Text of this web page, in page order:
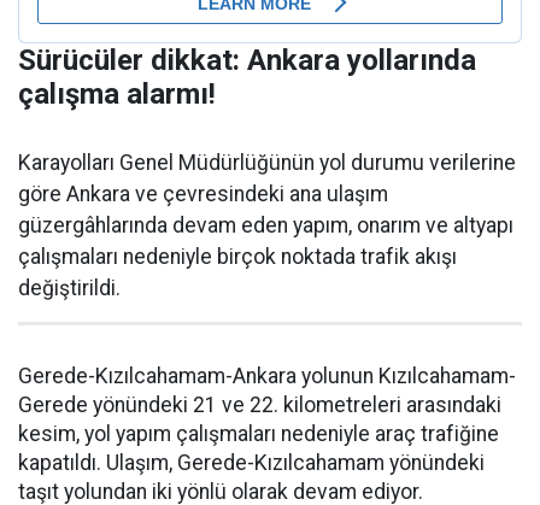
Sürücüler dikkat: Ankara yollarında
çalışma alarmı!
Karayolları Genel Müdürlüğünün yol durumu verilerine
göre Ankara ve çevresindeki ana ulaşım
güzergâhlarında devam eden yapım, onarım ve altyapı
çalışmaları nedeniyle birçok noktada trafik akışı
değiştirildi.
Gerede-Kızılcahamam-Ankara yolunun Kızılcahamam-
Gerede yönündeki 21 ve 22. kilometreleri arasındaki
kesim, yol yapım çalışmaları nedeniyle araç trafiğine
kapatıldı. Ulaşım, Gerede-Kızılcahamam yönündeki
taşıt yolundan iki yönlü olarak devam ediyor.